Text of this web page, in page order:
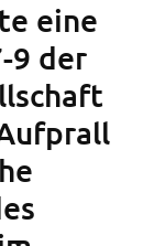
eine
9 der